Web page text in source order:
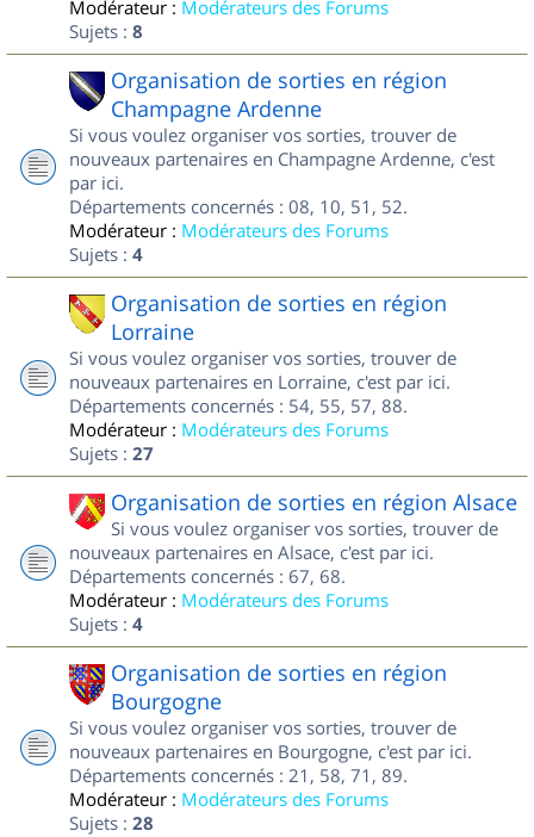
Modérateur : Modérateurs des Forums
Sujets : 8
Organisation de sorties en région
Champagne Ardenne
Si vous voulez organiser vos sorties, trouver de
nouveaux partenaires en Champagne Ardenne, c'est
par ici.
Départements concernés : 08, 10, 51, 52.
Modérateur : Modérateurs des Forums
Sujets : 4
Organisation de sorties en région
Lorraine
Si vous voulez organiser vos sorties, trouver de
nouveaux partenaires en Lorraine, c'est par ici.
Départements concernés : 54, 55, 57, 88.
Modérateur : Modérateurs des Forums
Sujets : 27
Organisation de sorties en région Alsace
Si vous voulez organiser vos sorties, trouver de
nouveaux partenaires en Alsace, c'est par ici.
Départements concernés : 67, 68.
Modérateur : Modérateurs des Forums
Sujets : 4
Organisation de sorties en région
Bourgogne
Si vous voulez organiser vos sorties, trouver de
nouveaux partenaires en Bourgogne, c'est par ici.
Départements concernés : 21, 58, 71, 89.
Modérateur : Modérateurs des Forums
Sujets : 28